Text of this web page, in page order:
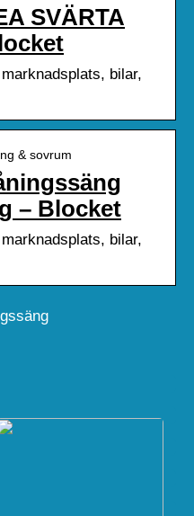
SVÄRTA
bilar,
& sovrum
– Blocket
bilar,